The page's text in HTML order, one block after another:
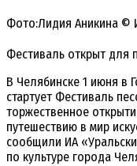
Фото:Лидия Аникина ©
Фестиваль открыт для
В Челябинске 1 июня в
стартует Фестиваль
торжественное
путешествию в мир
сообщили ИА
по культуре города